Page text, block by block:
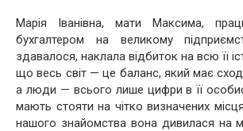
Марія Іванівна, мати Максима,
бухгалтером на великому
здавалося, наклала відбиток на всю її
що весь світ — це баланс, який має
а люди — всього лише цифри в її
мають стояти на чітко визначених
нашого знайомства вона дивилася на